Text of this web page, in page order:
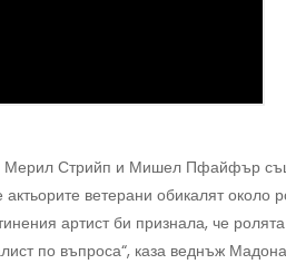
Мерил Стрийп и Мишел Пфайфър
актьорите ветерани обикалят около
артист би признала, че
по въпроса“, каза веднъж Мадона